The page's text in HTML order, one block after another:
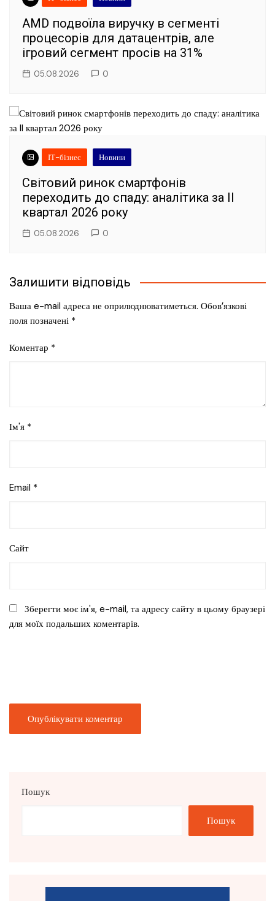
AMD подвоїла виручку в сегменті
процесорів для датацентрів, але
ігровий сегмент просів на 31%
05.08.2026 0
ІТ-бізнес Новини
Світовий ринок смартфонів
переходить до спаду: аналітика за II
квартал 2026 року
05.08.2026 0
Залишити відповідь
Ваша e-mail адреса не оприлюднюватиметься. Обов’язкові
поля позначені *
Коментар *
Ім'я *
Email *
Сайт
Зберегти моє ім'я, e-mail, та адресу сайту в цьому браузері
для моїх подальших коментарів.
Пошук
Пошук